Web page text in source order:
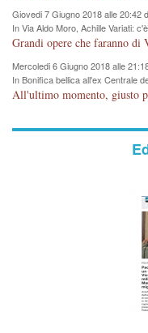
Giovedi 7 Giugno 2018 alle 20:42
In Via Aldo Moro, Achille Variati:
Mercoledi 6 Giugno 2018 alle
In Bonifica bellica all'ex Centrale